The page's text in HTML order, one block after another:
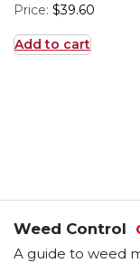
Price: $39.60
Add to cart
Weed Control
A guide to weed